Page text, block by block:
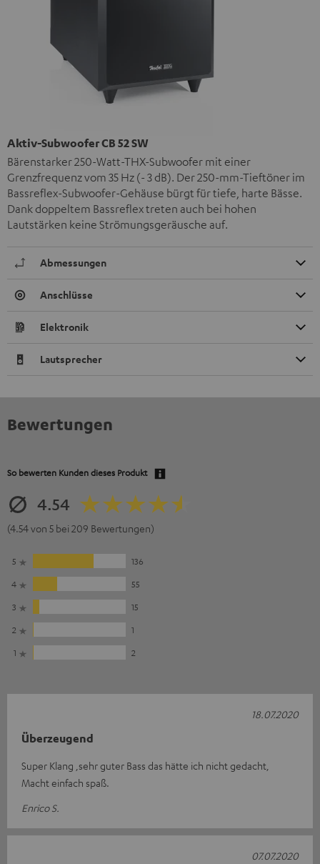
Aktiv-Subwoofer CB 52 SW
Bärenstarker 250-Watt-THX-Subwoofer mit einer
Grenzfrequenz vom 35 Hz (- 3 dB). Der 250-mm-Tieftöner im
Bassreflex-Subwoofer-Gehäuse bürgt für tiefe, harte Bässe.
Dank doppeltem Bassreflex treten auch bei hohen
Lautstärken keine Strömungsgeräusche auf.
Abmessungen
Anschlüsse
Elektronik
Lautsprecher
Bewertungen
So bewerten Kunden dieses Produkt
4.54
(4.54 von 5 bei 209 Bewertungen)
5
136
4
55
3
15
2
1
1
2
Überzeugend
Super Klang ,sehr guter Bass das hätte ich nicht gedacht,
Macht einfach spaß.
Enrico S.
18.07.2020
07.07.2020